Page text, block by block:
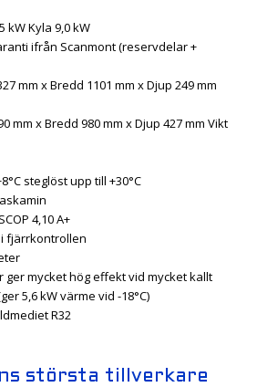
kW Kyla 9,0 kW
ifrån Scanmont (reservdelar +
mm x Bredd 1101 mm x Djup 249 mm
mm x Bredd 980 mm x Djup 427 mm Vikt
steglöst upp till +30°C
4,10 A+
fjärrkontrollen
ger mycket hög effekt vid mycket kallt
5,6 kW värme vid -18°C)
R32
största tillverkare